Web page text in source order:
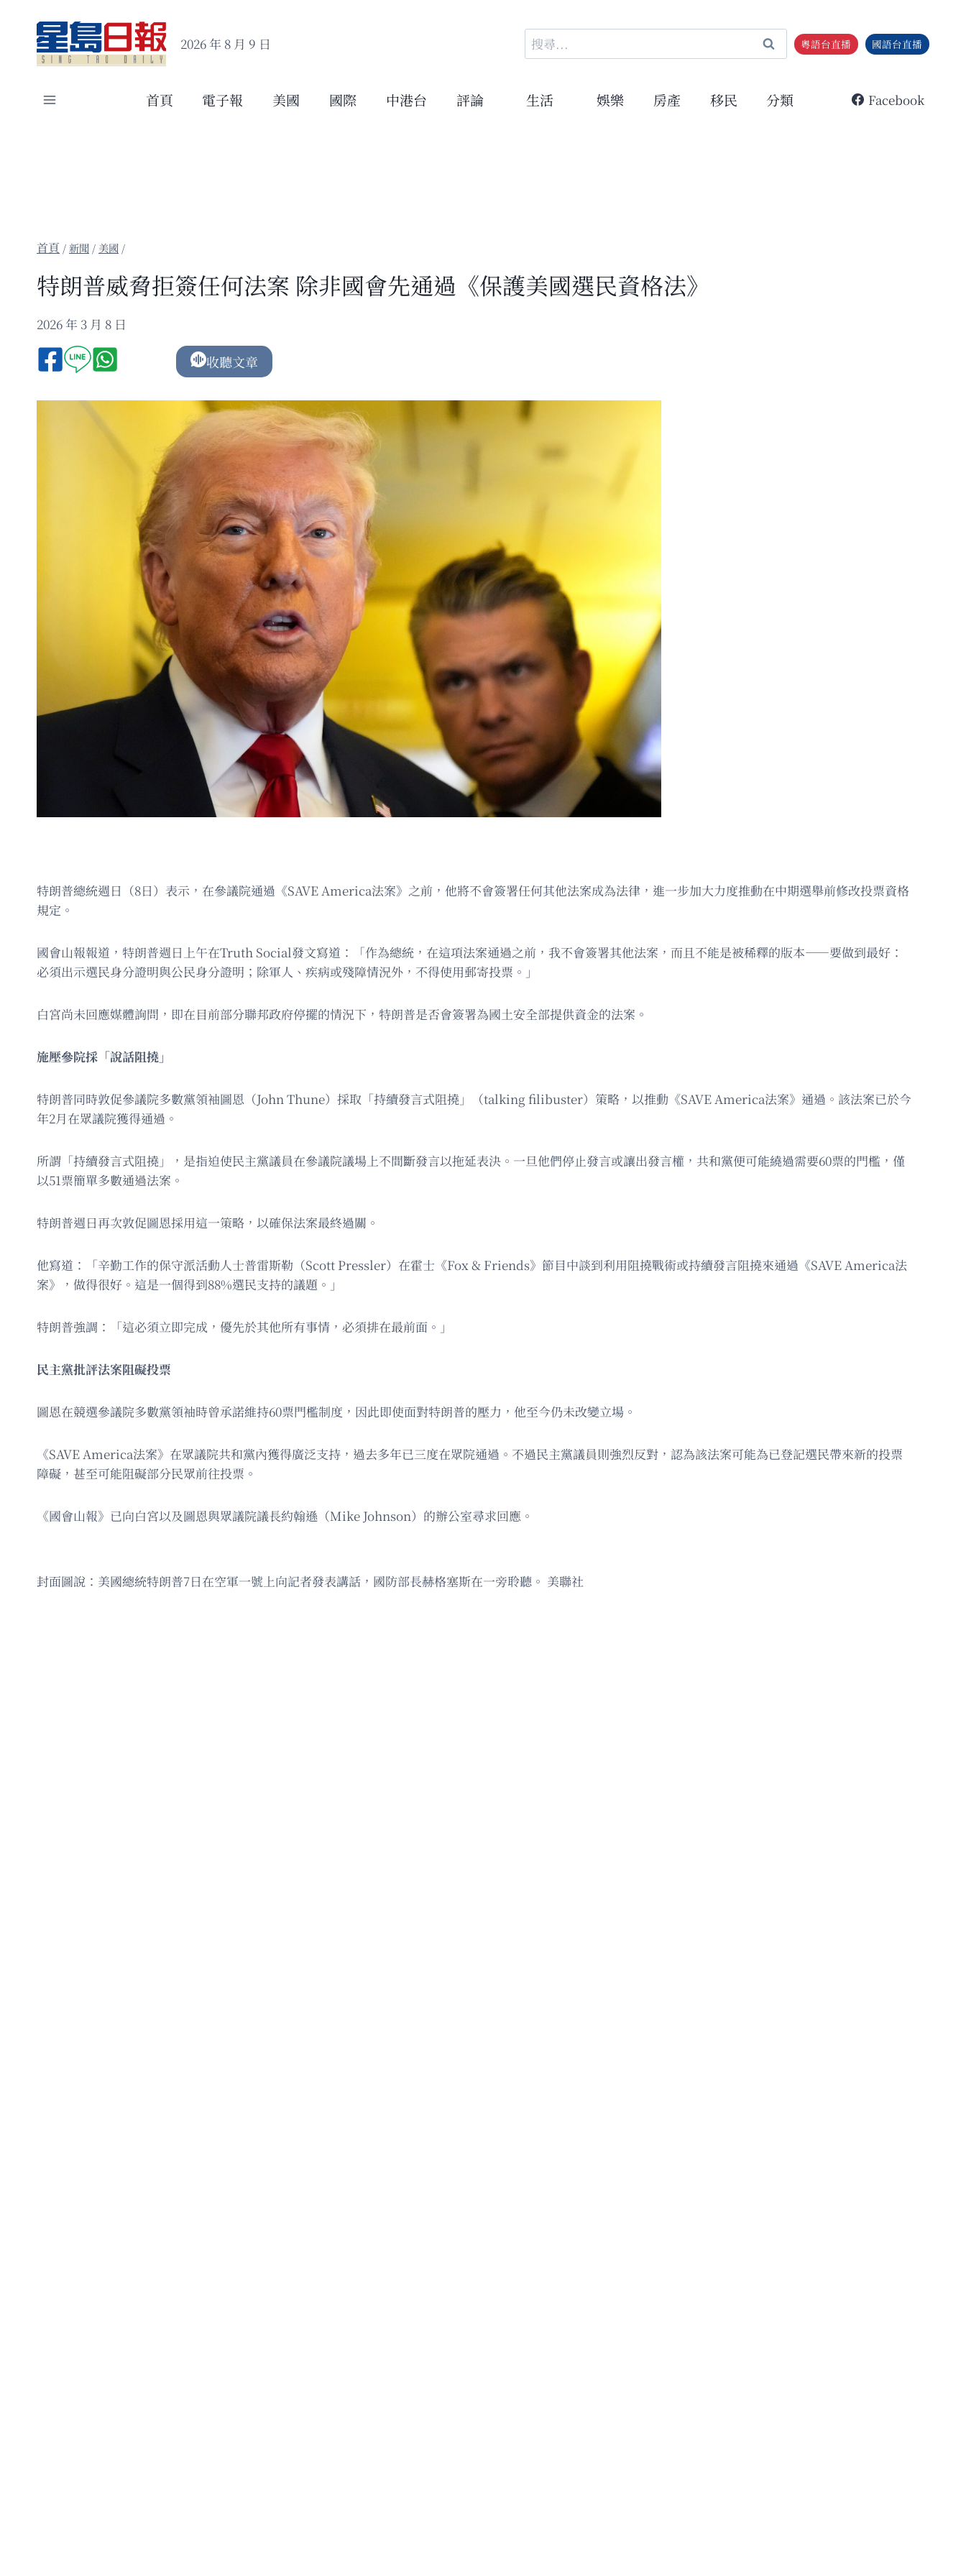
content
2026 年 8 月 9 日
搜
尋
鍵
粵語台直播 國語台直播
首頁 電子報 美國 國際 中港台 評論 生活 娛樂 房產 移民 分類 Facebook
/新聞 / 美國 /
特朗普威脅拒簽任何法案 除非國會先通過《保護美國選民資格法》
2026 年 3 月 8 日
收聽文章
特朗普總統週日（8日）表示，在參議院通過《SAVE America法案》之前，他將不會簽署任何其他法案成為法律，進一步加大力度推動在中期選舉前修改投票資格
規定。
國會山報報道，特朗普週日上午在Truth Social發文寫道：「作為總統，在這項法案通過之前，我不會簽署其他法案，而且不能是被稀釋的版本——要做到最好：
必須出示選民身分證明與公民身分證明；除軍人、疾病或殘障情況外，不得使用郵寄投票。」
白宮尚未回應媒體詢問，即在目前部分聯邦政府停擺的情況下，特朗普是否會簽署為國土安全部提供資金的法案。
施壓參院採「說話阻撓」
特朗普同時敦促參議院多數黨領袖圖恩（John Thune）採取「持續發言式阻撓」（talking filibuster）策略，以推動《SAVE America法案》通過。該法案已於今
年2月在眾議院獲得通過。
所謂「持續發言式阻撓」，是指迫使民主黨議員在參議院議場上不間斷發言以拖延表決。一旦他們停止發言或讓出發言權，共和黨便可能繞過需要60票的門檻，僅
以51票簡單多數通過法案。
特朗普週日再次敦促圖恩採用這一策略，以確保法案最終過關。
他寫道：「辛勤工作的保守派活動人士普雷斯勒（Scott Pressler）在霍士《Fox & Friends》節目中談到利用阻撓戰術或持續發言阻撓來通過《SAVE America法
案》，做得很好。這是一個得到88%選民支持的議題。」
特朗普強調：「這必須立即完成，優先於其他所有事情，必須排在最前面。」
民主黨批評法案阻礙投票
圖恩在競選參議院多數黨領袖時曾承諾維持60票門檻制度，因此即使面對特朗普的壓力，他至今仍未改變立場。
《SAVE America法案》在眾議院共和黨內獲得廣泛支持，過去多年已三度在眾院通過。不過民主黨議員則強烈反對，認為該法案可能為已登記選民帶來新的投票
障礙，甚至可能阻礙部分民眾前往投票。
《國會山報》已向白宮以及圖恩與眾議院議長約翰遜（Mike Johnson）的辦公室尋求回應。
封面圖說：美國總統特朗普7日在空軍一號上向記者發表講話，國防部長赫格塞斯在一旁聆聽。 美聯社